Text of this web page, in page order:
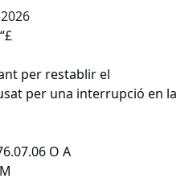
per restablir el
per una interrupció en la
O A